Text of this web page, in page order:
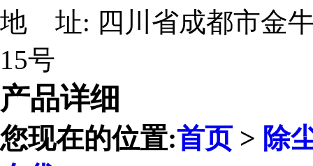
地 址: 四川省成都市金
15号
产品详细
您现在的位置:首页> 除